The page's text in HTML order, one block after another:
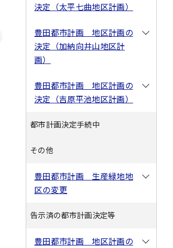
決定（太平七曲地区計画）
豊田都市計画 地区計画の
決定（加納向井山地区計
画）
豊田都市計画 地区計画の
決定（吉原平池地区計画）
都市計画決定手続中
その他
豊田都市計画 生産緑地地
区の変更
告示済の都市計画決定等
豊田都市計画 地区計画の